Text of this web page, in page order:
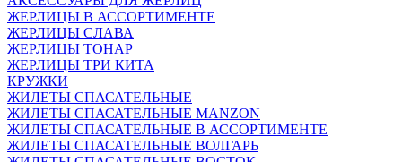
ЖЕРЛИЦЫ В АССОРТИМЕНТЕ
ЖЕРЛИЦЫ СЛАВА
ЖЕРЛИЦЫ ТОНАР
ЖЕРЛИЦЫ ТРИ КИТА
КРУЖКИ
ЖИЛЕТЫ СПАСАТЕЛЬНЫЕ
ЖИЛЕТЫ СПАСАТЕЛЬНЫЕ MANZON
ЖИЛЕТЫ СПАСАТЕЛЬНЫЕ В АССОРТИМЕНТЕ
ЖИЛЕТЫ СПАСАТЕЛЬНЫЕ ВОЛГАРЬ